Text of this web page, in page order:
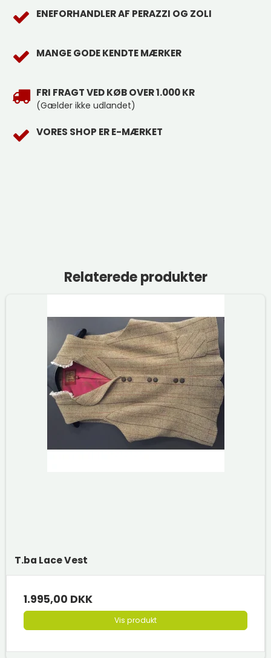
ENEFORHANDLER AF PERAZZI OG ZOLI
MANGE GODE KENDTE MÆRKER
FRI FRAGT VED KØB OVER 1.000 KR
(Gælder ikke udlandet)
VORES SHOP ER E-MÆRKET
Relaterede produkter
T.ba Lace Vest
1.995,00 DKK
Vis produkt